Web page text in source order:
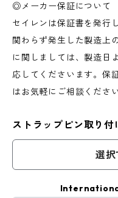
◎メーカー保証について
セイレンは保証書を発行
関わらず発生した製造上
に関しましては、製造日
応してくださいます。保
はお気軽にご相談くださ
ストラップピン取り付
選択